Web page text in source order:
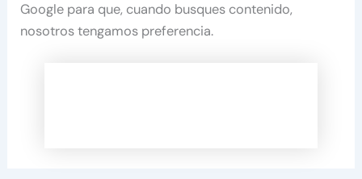
Google para que, cuando busques contenido,
nosotros tengamos preferencia.